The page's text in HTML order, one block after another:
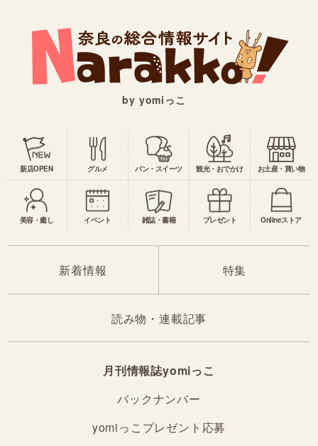
by yomiっこ
新店OPEN グルメ パン・スイーツ 観光・おでかけ お土産・買い物
美容・癒し イベント 雑誌・書籍 プレゼント Onlineストア
新着情報 特集
読み物・連載記事
月刊情報誌yomiっこ
バックナンバー
yomiっこプレゼント応募